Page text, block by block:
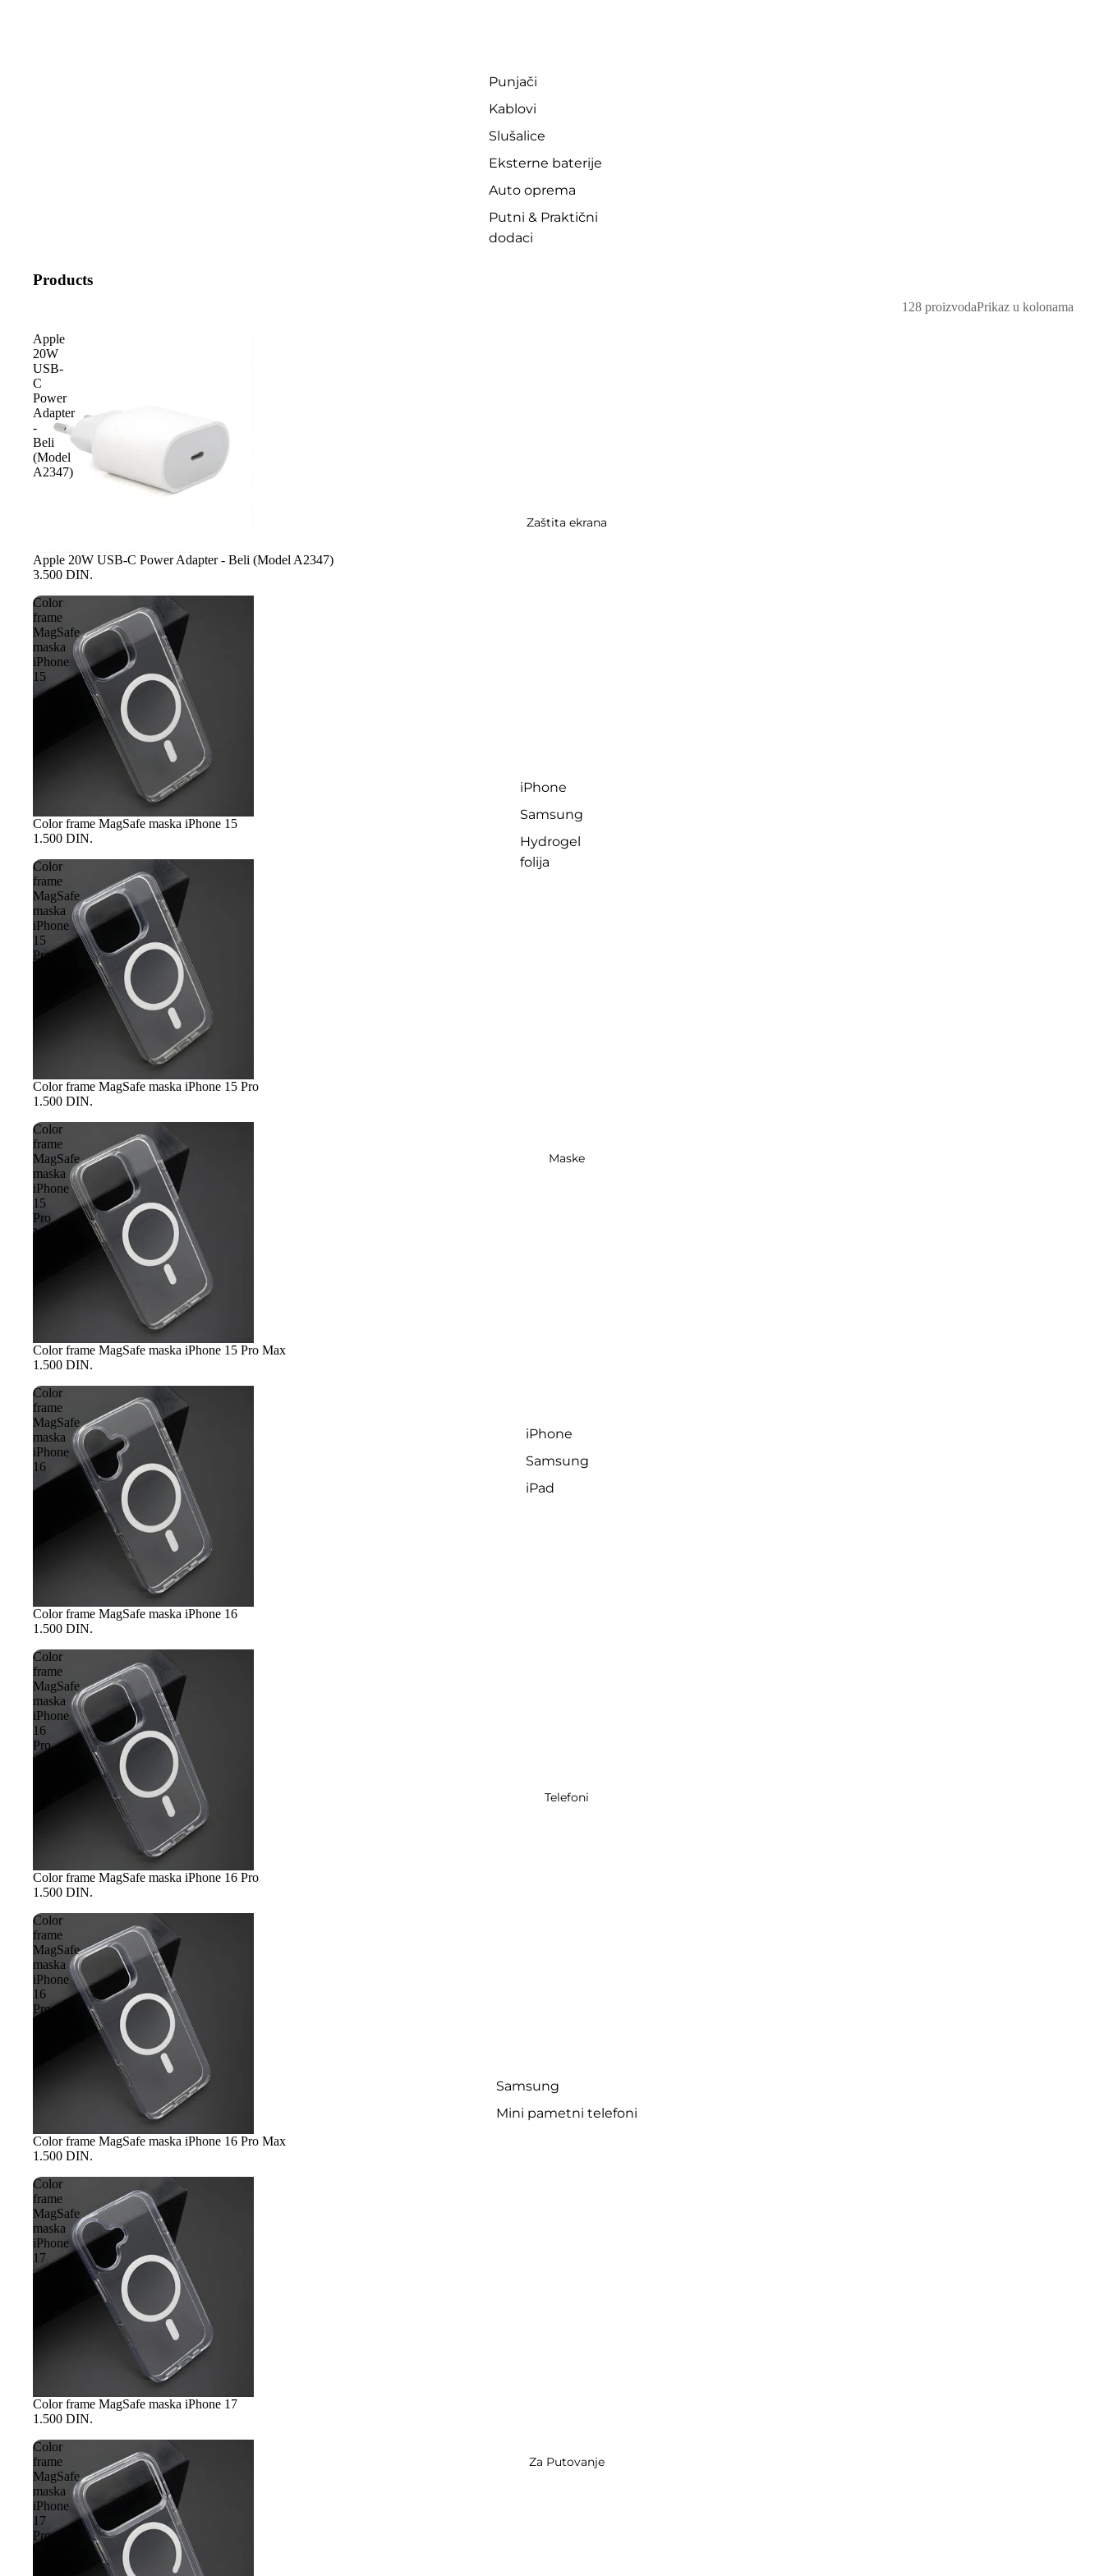
Punjači
Kablovi
Slušalice
Eksterne baterije
Auto oprema
Putni & Praktični
dodaci
Zaštita ekrana
iPhone
Samsung
Hydrogel
folija
Maske
iPhone
Samsung
iPad
Telefoni
Samsung
Mini pametni telefoni
Za Putovanje
Products
128 proizvodaPrikaz u kolonama
Apple
20W
USB-
C
Power
Adapter
-
Beli
(Model
A2347)
Apple 20W USB-C Power Adapter - Beli (Model A2347)
3.500 DIN.
Color
frame
MagSafe
maska
iPhone
15
Color frame MagSafe maska iPhone 15
1.500 DIN.
Color
frame
MagSafe
maska
iPhone
15
Pro
Color frame MagSafe maska iPhone 15 Pro
1.500 DIN.
Color
frame
MagSafe
maska
iPhone
15
Pro
Max
Color frame MagSafe maska iPhone 15 Pro Max
1.500 DIN.
Color
frame
MagSafe
maska
iPhone
16
Color frame MagSafe maska iPhone 16
1.500 DIN.
Color
frame
MagSafe
maska
iPhone
16
Pro
Color frame MagSafe maska iPhone 16 Pro
1.500 DIN.
Color
frame
MagSafe
maska
iPhone
16
Pro
Color frame MagSafe maska iPhone 16 Pro Max
1.500 DIN.
Color
frame
MagSafe
maska
iPhone
17
Color frame MagSafe maska iPhone 17
1.500 DIN.
Color
frame
MagSafe
maska
iPhone
17
Pro